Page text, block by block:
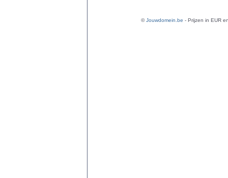
©Jouwdomein.be - Prijzen in EUR